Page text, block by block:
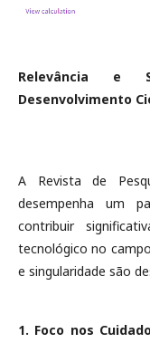
Relevância e
Desenvolvimento
A Revista de
desempenha um
contribuir
tecnológico no
e singularidade são
1. Foco nos